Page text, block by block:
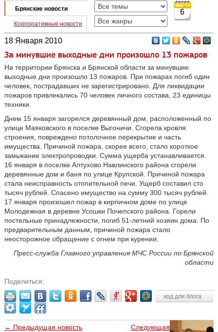
Брянские новости
Корпоративные новости
6
18 Января 2010
За минувшие выходные дни произошло 13 пожаров
На территории Брянска и Брянской области за минувшие
выходные дни произошло 13 пожаров. При пожарах погиб один
человек, пострадавших не зарегистрировано. Для ликвидации
пожаров привлекались 70 человек личного состава, 23 единицы
техники.
Днем 15 января загорелся деревянный дом, расположенный по
улице Маяковского в поселке Выгоничи. Сгорела кровля
строения, повреждено потолочное перекрытие и часть
имущества. Причиной пожара, скорее всего, стало короткое
замыкание электропроводки. Сумма ущерба устанавливается.
16 января в поселке Алтухово Навлинского района сгорели
деревянные дом и баня по улице Крупской. Причиной пожара
стала неисправность отопительной печи. Ущерб составил сто
тысяч рублей. Спасено имущество на сумму 300 тысяч рублей.
17 января произошел пожар в кирпичном доме по улице
Молодежная в деревне Усошки Почепского района. Горели
постельные принадлежности, погиб 51-летний хозяин дома. По
предварительным данным, причиной пожара стало
неосторожное обращение с огнем при курении.
Пресс-служба Главного управления МЧС России по Брянской
области
Поделиться:
код для блога
← Предыдущая новость
Следующая